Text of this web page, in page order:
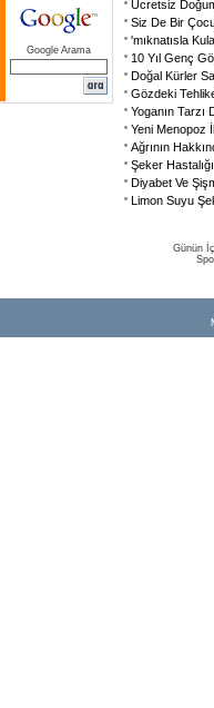
Google Arama
Ücretsiz
Siz De Bir
'mıknatısla
10 Yıl Genç
Doğal Kürler
Gözdeki
Yoganın Tarzı
Yeni Menopoz
Ağrının
Şeker
Diyabet Ve
Limon Suyu
Günün